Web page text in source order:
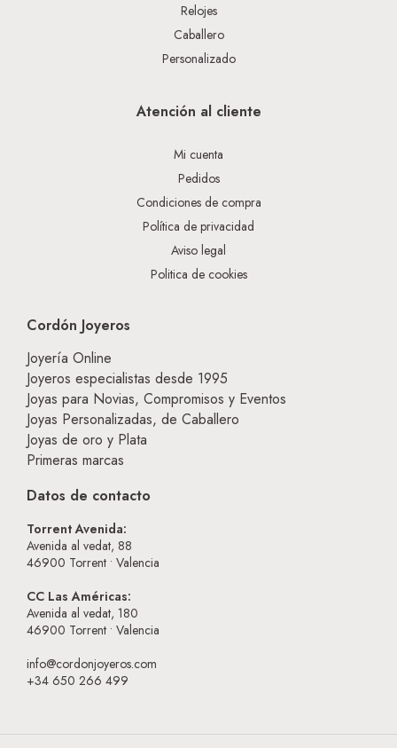
Relojes
Caballero
Personalizado
Atención al cliente
Mi cuenta
Pedidos
Condiciones de compra
Política de privacidad
Aviso legal
Politica de cookies
Cordón Joyeros
Joyería Online
Joyeros especialistas desde 1995
Joyas para Novias, Compromisos y Eventos
Joyas Personalizadas, de Caballero
Joyas de oro y Plata
Primeras marcas
Datos de contacto
Torrent Avenida:
Avenida al vedat, 88
46900 Torrent • Valencia
CC Las Américas:
Avenida al vedat, 180
46900 Torrent • Valencia
info@cordonjoyeros.com
+34 650 266 499